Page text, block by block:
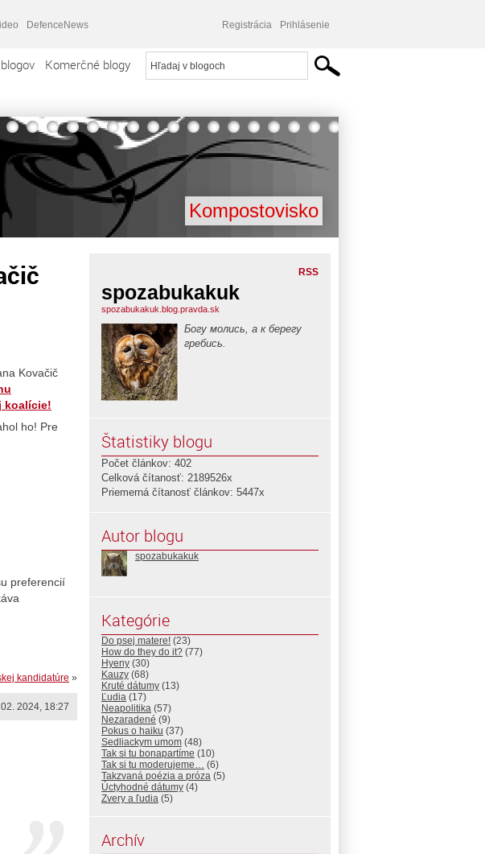
DefenceNews Registrácia Prihlásenie
Komerčné blogy
Kompostovisko
Kovačič
koalície!
ho! Pre
preferencií
kandidatúre »
2024, 18:27
RSS
spozabukakuk
spozabukakuk.blog.pravda.sk
Богу молись, а к берегу
гребись.
Štatistiky blogu
Počet článkov: 402
Celková čítanosť: 2189526x
Priemerná čítanosť článkov: 5447x
Autor blogu
spozabukakuk
Kategórie
Do psej matere! (23)
How do they do it? (77)
Hyeny (30)
Kauzy (68)
Kruté dátumy (13)
Ľudia (17)
Neapolitika (57)
Nezaradené (9)
Pokus o haiku (37)
Sedliackym umom (48)
Tak si tu bonapartíme (10)
Tak si tu moderujeme… (6)
Takzvaná poézia a próza (5)
Úctyhodné dátumy (4)
Zvery a ľudia (5)
Archív